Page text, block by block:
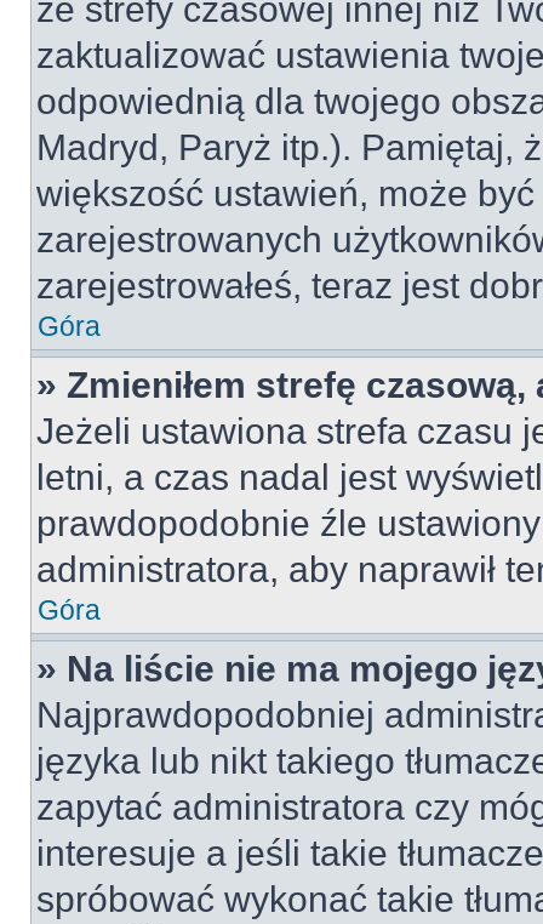
ze strefy czasowej innej niż
zaktualizować ustawienia
odpowiednią dla twojego
Madryd, Paryż itp.). Pamiętaj,
większość ustawień, może
zarejestrowanych
zarejestrowałeś, teraz jest
Góra
» Zmieniłem strefę
Jeżeli ustawiona strefa czasu
letni, a czas nadal jest
prawdopodobnie źle
administratora, aby naprawił
Góra
» Na liście nie ma mojego
Najprawdopodobniej
języka lub nikt takiego
zapytać administratora czy
interesuje a jeśli takie
spróbować wykonać takie